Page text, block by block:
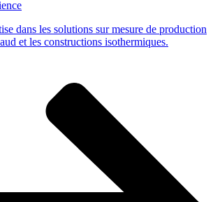
dans les solutions sur mesure de production
et les constructions isothermiques.